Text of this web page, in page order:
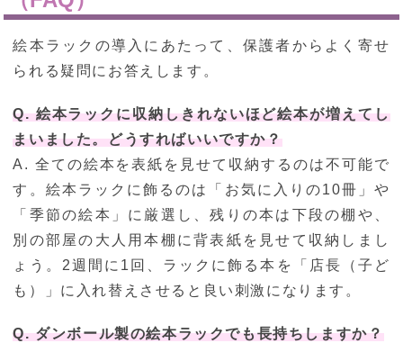
絵本ラックの導入にあたって、保護者からよく寄せ
られる疑問にお答えします。
Q. 絵本ラックに収納しきれないほど絵本が増えてし
まいました。どうすればいいですか？
A. 全ての絵本を表紙を見せて収納するのは不可能で
す。絵本ラックに飾るのは「お気に入りの10冊」や
「季節の絵本」に厳選し、残りの本は下段の棚や、
別の部屋の大人用本棚に背表紙を見せて収納しまし
ょう。2週間に1回、ラックに飾る本を「店長（子ど
も）」に入れ替えさせると良い刺激になります。
Q. ダンボール製の絵本ラックでも長持ちしますか？